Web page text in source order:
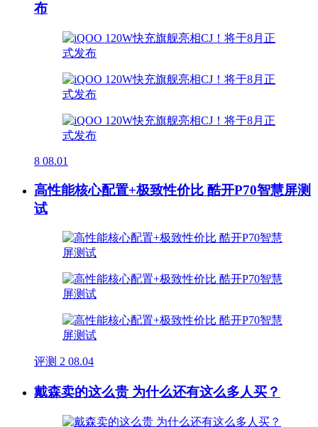
布
8 08.01
高性能核心配置+极致性价比 酷开P70智慧屏测
试
评测 2 08.04
戴森卖的这么贵 为什么还有这么多人买？